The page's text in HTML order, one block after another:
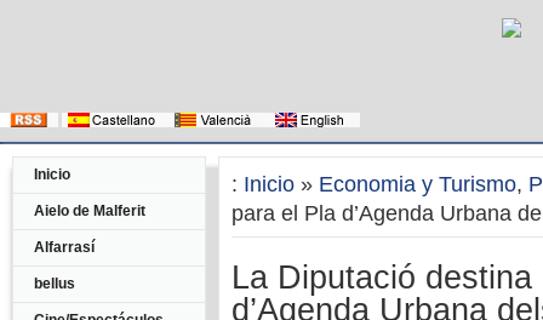
Inicio
Aielo de Malferit
Alfarrasí
bellus
: Inicio » Economia y Turismo,
para el Pla d’Agenda Urbana
La Diputació
d’Agenda Urbana